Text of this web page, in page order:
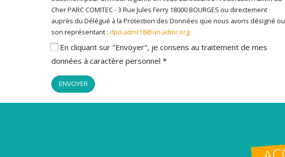
Cher PARC COMITEC - 3 Rue Jules Ferry 18000 BOURGES ou directement
auprès du Délégué à la Protection des Données que nous avons désigné ou
son représentant : dpo.admr18@un.admr.org
En cliquant sur "Envoyer", je consens au traitement de mes
données à caractère personnel *